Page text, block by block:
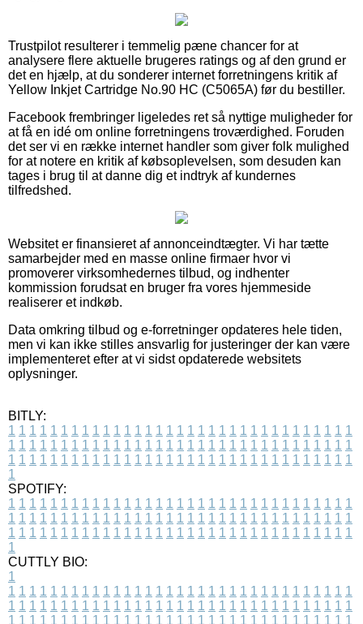
Trustpilot resulterer i temmelig pæne chancer for at
analysere flere aktuelle brugeres ratings og af den grund er
det en hjælp, at du sonderer internet forretningens kritik af
Yellow Inkjet Cartridge No.90 HC (C5065A) før du bestiller.
Facebook frembringer ligeledes ret så nyttige muligheder for
at få en idé om online forretningens troværdighed. Foruden
det ser vi en række internet handler som giver folk mulighed
for at notere en kritik af købsoplevelsen, som desuden kan
tages i brug til at danne dig et indtryk af kundernes
tilfredshed.
Websitet er finansieret af annonceindtægter. Vi har tætte
samarbejder med en masse online firmaer hvor vi
promoverer virksomhedernes tilbud, og indhenter
kommission forudsat en bruger fra vores hjemmeside
realiserer et indkøb.
Data omkring tilbud og e-forretninger opdateres hele tiden,
men vi kan ikke stilles ansvarlig for justeringer der kan være
implementeret efter at vi sidst opdaterede websitets
oplysninger.
BITLY:
1 1 1 1 1 1 1 1 1 1 1 1 1 1 1 1 1 1 1 1 1 1 1 1 1 1 1 1 1 1 1 1 1
1 1 1 1 1 1 1 1 1 1 1 1 1 1 1 1 1 1 1 1 1 1 1 1 1 1 1 1 1 1 1 1 1
1 1 1 1 1 1 1 1 1 1 1 1 1 1 1 1 1 1 1 1 1 1 1 1 1 1 1 1 1 1 1 1 1
1
SPOTIFY:
1 1 1 1 1 1 1 1 1 1 1 1 1 1 1 1 1 1 1 1 1 1 1 1 1 1 1 1 1 1 1 1 1
1 1 1 1 1 1 1 1 1 1 1 1 1 1 1 1 1 1 1 1 1 1 1 1 1 1 1 1 1 1 1 1 1
1 1 1 1 1 1 1 1 1 1 1 1 1 1 1 1 1 1 1 1 1 1 1 1 1 1 1 1 1 1 1 1 1
1
CUTTLY BIO:
1
1 1 1 1 1 1 1 1 1 1 1 1 1 1 1 1 1 1 1 1 1 1 1 1 1 1 1 1 1 1 1 1 1
1 1 1 1 1 1 1 1 1 1 1 1 1 1 1 1 1 1 1 1 1 1 1 1 1 1 1 1 1 1 1 1 1
1 1 1 1 1 1 1 1 1 1 1 1 1 1 1 1 1 1 1 1 1 1 1 1 1 1 1 1 1 1 1 1 1